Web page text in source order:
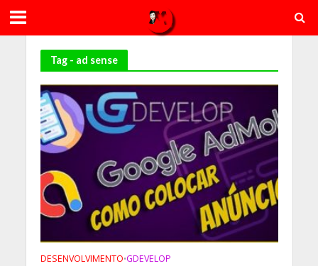
Tag - ad sense
DESENVOLVIMENTO•GDEVELOP